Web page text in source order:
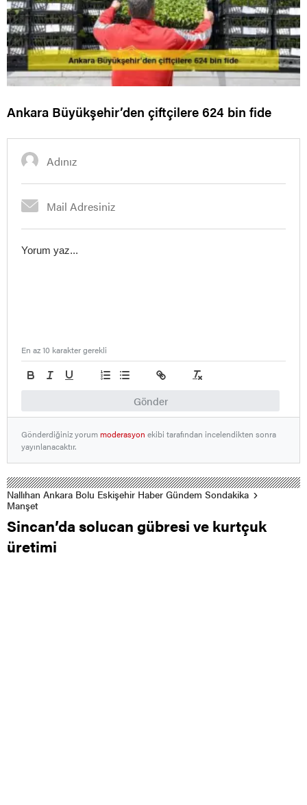
Ankara Büyükşehir’den çiftçilere 624 bin fide
Gönder
En az 10 karakter gerekli
Gönderdiğiniz yorummoderasyon ekibi tarafından incelendikten sonra
yayınlanacaktır.
Nallıhan Ankara Bolu Eskişehir Haber Gündem Sondakika
Manşet
Sincan’da solucan gübresi ve kurtçuk
üretimi